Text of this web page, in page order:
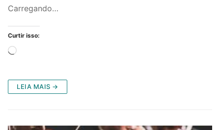
Carregando…
Curtir isso:
Carregando...
LEIA MAIS →